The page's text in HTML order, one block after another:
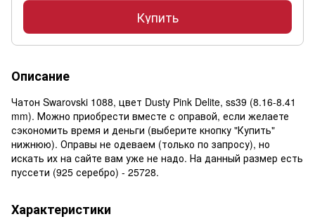
Купить
Описание
Чатон Swarovski 1088, цвет Dusty Pink Delite, ss39 (8.16-8.41
mm). Можно приобрести вместе с оправой, если желаете
сэкономить время и деньги (выберите кнопку "Купить"
нижнюю). Оправы не одеваем (только по запросу), но
искать их на сайте вам уже не надо. На данный размер есть
пуссети (925 серебро) - 25728.
Характеристики